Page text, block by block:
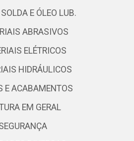
E ÓLEO LUB.
ABRASIVOS
ELÉTRICOS
HIDRÁULICOS
E ACABAMENTOS
EM GERAL